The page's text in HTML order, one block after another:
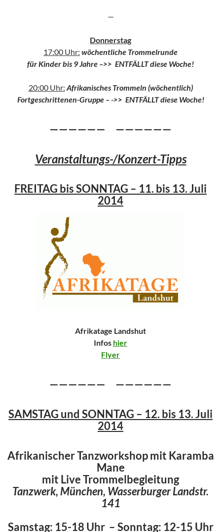
—
Donnerstag
17:00 Uhr: wöchentliche Trommelrunde
für Kinder bis 9 Jahre –>> ENTFÄLLT diese Woche!
20:00 Uhr: Afrikanisches Trommeln (wöchentlich)
Fortgeschrittenen-Gruppe– ->> ENTFÄLLT diese Woche!
—————— ——————
Veranstaltungs-/Konzert-Tipps
FREITAG bis SONNTAG – 11. bis 13. Juli
2014
Afrikatage Landshut
Infos hier
Flyer
—————— ——————
SAMSTAG und SONNTAG – 12. bis 13. Juli
2014
Afrikanischer Tanzworkshop mit Karamba
Mane
mit Live Trommelbegleitung
Tanzwerk, München, Wasserburger Landstr.
141
Samstag: 15-18 Uhr – Sonntag: 12-15 Uhr